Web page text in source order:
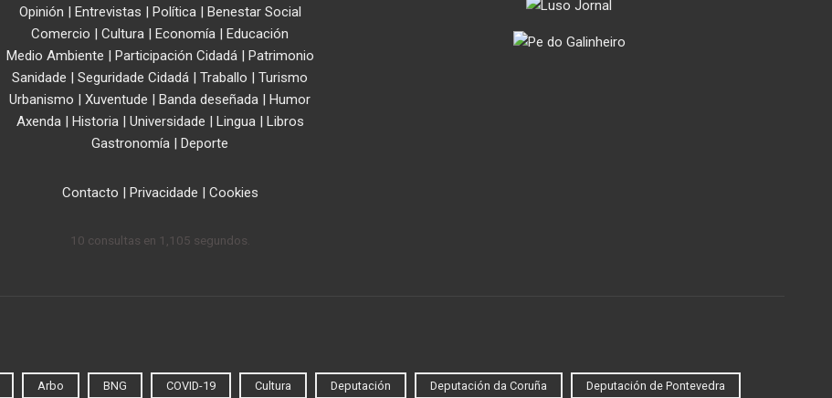
Opinión | Entrevistas | Política| Benestar Social
Comercio | Cultura | Economía | Educación
Medio Ambiente | Participación Cidadá| Patrimonio
Sanidade | Seguridade Cidadá | Traballo | Turismo
Urbanismo | Xuventude | Banda deseñada | Humor
Axenda| Historia| Universidade | Lingua| Libros
Gastronomía | Deporte
Contacto | Privacidade | Cookies
10 consultas en 1,105 segundos.
Arbo BNG COVID-19 Cultura Deputación Deputación da Coruña Deputación de Pontevedra